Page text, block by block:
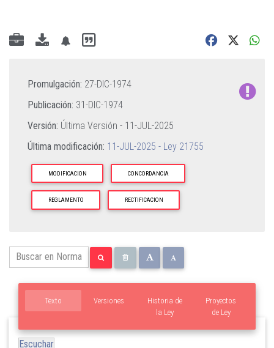
Promulgación: 27-DIC-1974
Publicación: 31-DIC-1974
Versión: Última Versión - 11-JUL-2025
Última modificación: 11-JUL-2025 - Ley 21755
MODIFICACION CONCORDANCIA
REGLAMENTO RECTIFICACION
Texto Versiones
Proyectos
de Ley
Historia de
la Ley
Escuchar